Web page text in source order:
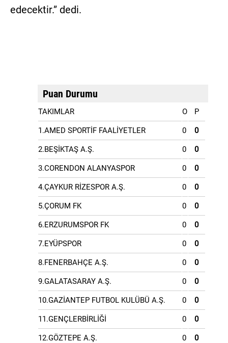
edecektir.” dedi.
Puan Durumu
TAKIMLAR O P
1.AMED SPORTİF FAALİYETLER 0 0
2.BEŞİKTAŞ A.Ş. 0 0
3.CORENDON ALANYASPOR 0 0
4.ÇAYKUR RİZESPOR A.Ş. 0 0
5.ÇORUM FK 0 0
6.ERZURUMSPOR FK 0 0
7.EYÜPSPOR 0 0
8.FENERBAHÇE A.Ş. 0 0
9.GALATASARAY A.Ş. 0 0
10.GAZİANTEP FUTBOL KULÜBÜ A.Ş. 0 0
11.GENÇLERBİRLİĞİ 0 0
12.GÖZTEPE A.Ş. 0 0